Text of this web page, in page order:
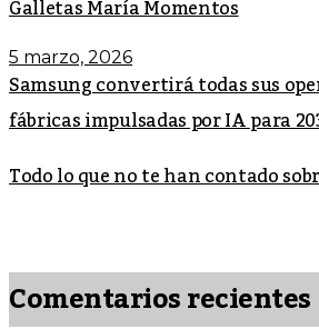
Galletas María Momentos
5 marzo, 2026
Samsung convertirá todas sus
fábricas impulsadas por IA para
Todo lo que no te han contado
Comentarios recientes